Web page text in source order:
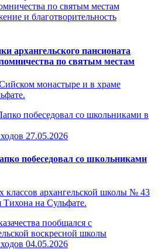
и благотворительность
архангельского пансионата
по святым местам
монастыре и в храме
27.05.2026
побеседовал со школьниками
классов архангельской школы № 43
Тихона на Сульфате.
04.05.2026